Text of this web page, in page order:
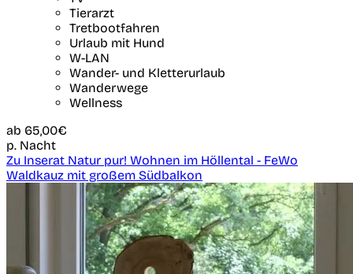
Tierarzt
Tretbootfahren
Urlaub mit Hund
W-LAN
Wander- und Kletterurlaub
Wanderwege
Wellness
ab 65,00€
p. Nacht
Zu Inserat Natur pur! Wohnen im Höllental - FeWo
Waldkauz mit großem Südbalkon